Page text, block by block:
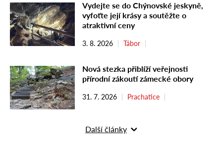
Vydejte se do Chýnovské jeskyně,
vyfoťte její krásy a soutěžte o
atraktivní ceny
3. 8. 2026 Tábor
Nová stezka přiblíží veřejnosti
přírodní zákoutí zámecké obory
31. 7. 2026 Prachatice
Další články